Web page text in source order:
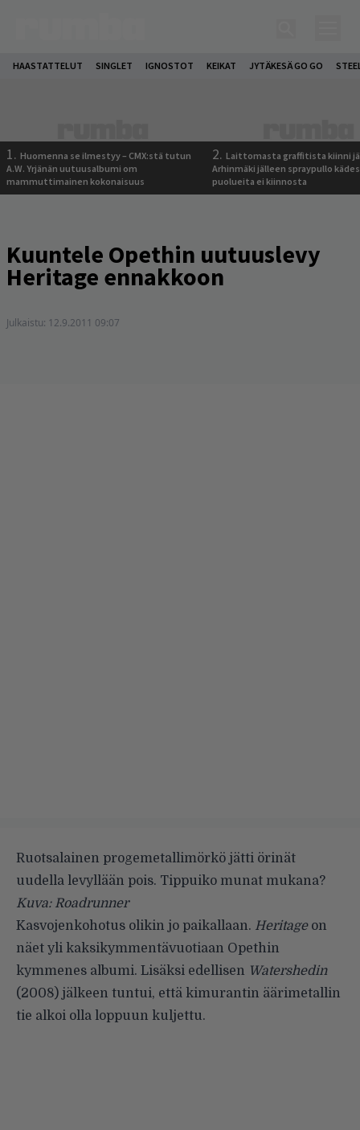
HAASTATTELUT SINGLET IGNOSTOT KEIKAT JYTÄKESÄ GO GO
1. Huomenna se ilmestyy – CMX:stä tutun
A.W. Yrjänän uutuusalbumi om
mammuttimainen kokonaisuus
2. Laittomasta graffitista kiinni
Arhinmäki jälleen spraypullo
puolueita ei kiinnosta
Kuuntele Opethin uutuuslevy
Heritage ennakkoon
Julkaistu: 12.9.2011 09:07
Ruotsalainen progemetallimörkö jätti örinät
uudella levyllään pois. Tippuiko munat mukana?
Kuva: Roadrunner
Kasvojenkohotus olikin jo paikallaan. Heritage on
näet yli kaksikymmentävuotiaan Opethin
kymmenes albumi. Lisäksi edellisen Watershedin
(2008) jälkeen tuntui, että kimurantin äärimetallin
tie alkoi olla loppuun kuljettu.